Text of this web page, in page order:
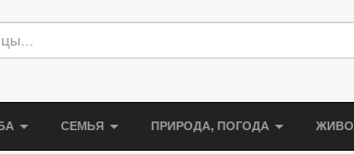
СЕМЬЯ ПРИРОДА, ПОГОДА